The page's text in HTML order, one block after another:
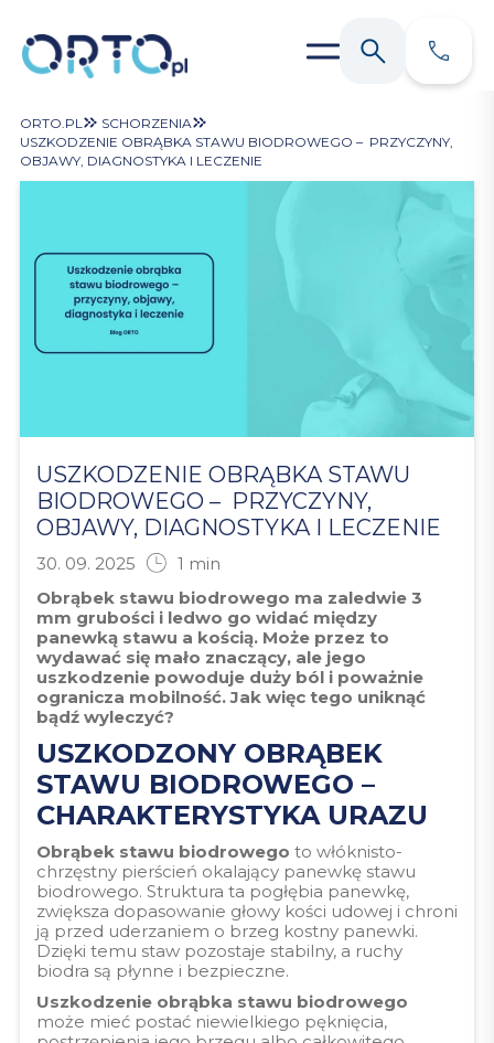
ORTO.PL
SCHORZENIA
USZKODZENIE OBRĄBKA STAWU BIODROWEGO – PRZYCZYNY,
OBJAWY, DIAGNOSTYKA I LECZENIE
USZKODZENIE OBRĄBKA STAWU
BIODROWEGO – PRZYCZYNY,
OBJAWY, DIAGNOSTYKA I LECZENIE
30. 09. 2025 1 min
Obrąbek stawu biodrowego ma zaledwie 3
mm grubości i ledwo go widać między
panewką stawu a kością. Może przez to
wydawać się mało znaczący, ale jego
uszkodzenie powoduje duży ból i poważnie
ogranicza mobilność. Jak więc tego uniknąć
bądź wyleczyć?
USZKODZONY OBRĄBEK
STAWU BIODROWEGO –
CHARAKTERYSTYKA URAZU
Obrąbek stawu biodrowego to włóknisto-
chrzęstny pierścień okalający panewkę stawu
biodrowego. Struktura ta pogłębia panewkę,
zwiększa dopasowanie głowy kości udowej i chroni
ją przed uderzaniem o brzeg kostny panewki.
Dzięki temu staw pozostaje stabilny, a ruchy
biodra są płynne i bezpieczne.
Uszkodzenie obrąbka stawu biodrowego
może mieć postać niewielkiego pęknięcia,